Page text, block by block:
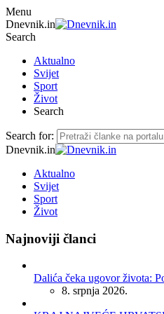
Menu
Dnevnik.in
Search
Aktualno
Svijet
Sport
Život
Search
Search for:
Dnevnik.in
Aktualno
Svijet
Sport
Život
Najnoviji članci
Dalića čeka ugovor života:
8. srpnja 2026.